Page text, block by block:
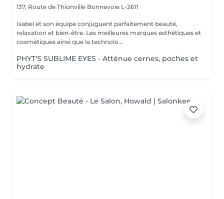
137, Route de Thionville Bonnevoie L-2611
Isabel et son équipe conjuguent parfaitement beauté,
relaxation et bien-être. Les meilleures marques esthétiques et
cosmétiques ainsi que la technolo...
PHYT'S SUBLIME EYES - Atténue cernes, poches et
hydrate